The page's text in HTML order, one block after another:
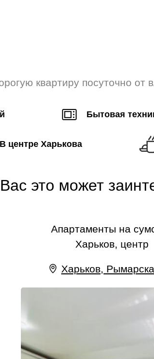
квартиру посуточно от
Бытовая
В центре Харькова
Вас это может
Апартаменты на
Харьков, центр
Харьков,